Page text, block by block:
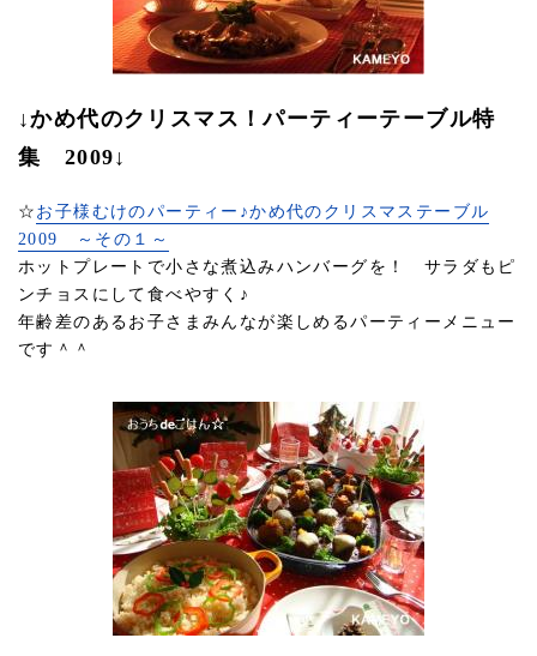
↓かめ代のクリスマス！パーティーテーブル特
集 2009↓
☆ お子様むけのパーティー♪かめ代のクリスマステーブル
2009 ～その１～
ホットプレートで小さな煮込みハンバーグを！ サラダもピ
ンチョスにして食べやすく♪
年齢差のあるお子さまみんなが楽しめるパーティーメニュー
です＾＾